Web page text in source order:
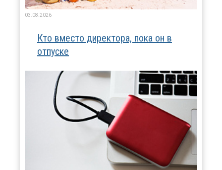
03.08.2026
Кто вместо директора, пока он в
отпуске